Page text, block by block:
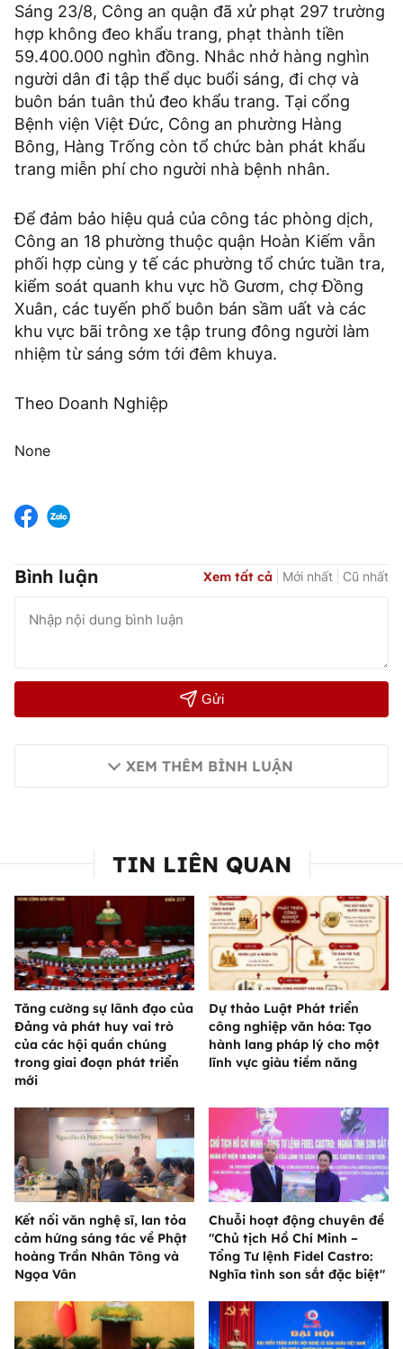
Sáng 23/8, Công an quận đã xử phạt 297 trường
hợp không đeo khẩu trang, phạt thành tiền
59.400.000 nghìn đồng. Nhắc nhở hàng nghìn
người dân đi tập thể dục buổi sáng, đi chợ và
buôn bán tuân thủ đeo khẩu trang. Tại cổng
Bệnh viện Việt Đức, Công an phường Hàng
Bông, Hàng Trống còn tổ chức bàn phát khẩu
trang miễn phí cho người nhà bệnh nhân.
Để đảm bảo hiệu quả của công tác phòng dịch,
Công an 18 phường thuộc quận Hoàn Kiếm vẫn
phối hợp cùng y tế các phường tổ chức tuần tra,
kiểm soát quanh khu vực hồ Gươm, chợ Đồng
Xuân, các tuyến phố buôn bán sầm uất và các
khu vực bãi trông xe tập trung đông người làm
nhiệm từ sáng sớm tới đêm khuya.
Theo Doanh Nghiệp
None
Bình luận Xem tất cả Mới nhất Cũ nhất
Gửi
XEM THÊM BÌNH LUẬN
TIN LIÊN QUAN
Tăng cường sự lãnh đạo của
Đảng và phát huy vai trò
của các hội quần chúng
trong giai đoạn phát triển
mới
Dự thảo Luật Phát triển
công nghiệp văn hóa: Tạo
hành lang pháp lý cho một
lĩnh vực giàu tiềm năng
Kết nối văn nghệ sĩ, lan tỏa
cảm hứng sáng tác về Phật
hoàng Trần Nhân Tông và
Ngọa Vân
Chuỗi hoạt động chuyên đề
"Chủ tịch Hồ Chí Minh –
Tổng Tư lệnh Fidel Castro:
Nghĩa tình son sắt đặc biệt"